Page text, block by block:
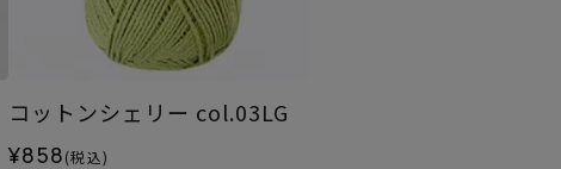
コットンシェリー col.03LG
¥858(税込)